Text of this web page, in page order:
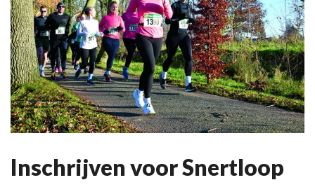
Inschrijven voor Snertloop